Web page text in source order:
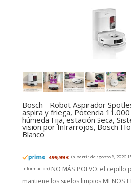
Bosch - Robot Aspirador
aspira y friega, Potencia 11.000
húmeda Fija, estación Seca,
visión por Infrarrojos, Bosch
Blanco
499,99 € (a partir de agosto 8, 2026
información) NO MÁS POLVO: el
mantiene los suelos limpios MENOS